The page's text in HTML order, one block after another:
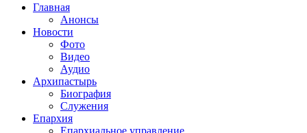
Главная
Анонсы
Новости
Фото
Видео
Аудио
Архипастырь
Биография
Служения
Епархия
Епархиальное управление